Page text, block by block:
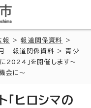
報 >報道関係資料
>
報道関係資料
> 青少
2024」を開催します～
会に～
「ヒロシマの